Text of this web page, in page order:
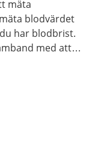
mäta
blodvärdet
har blodbrist.
med att